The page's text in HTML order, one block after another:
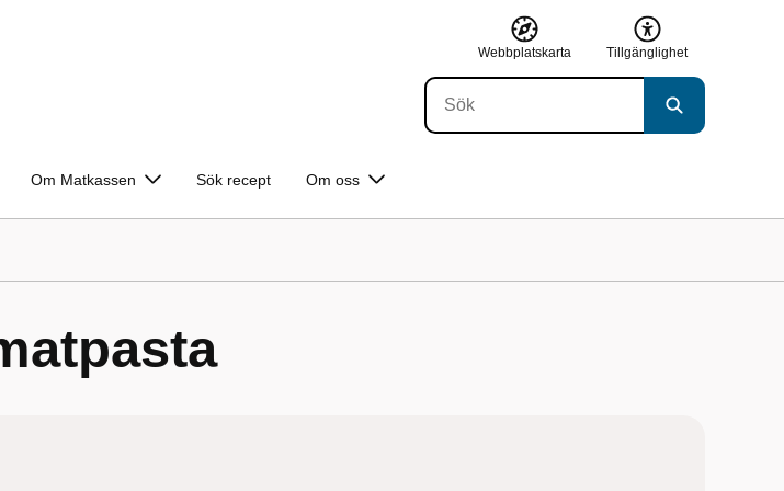
Webbplatskarta Tillgänglighet
Om Matkassen Sök recept Om oss